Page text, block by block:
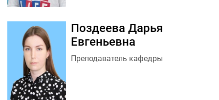
Поздеева Дарья
Евгеньевна
Преподаватель кафедры